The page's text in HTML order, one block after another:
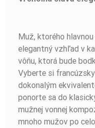
Muž, ktorého
elegantný vzhľad v
vôňu, ktorá bude
Vyberte si
dokonalým
ponorte sa do
mužnej vonnej
mnoho mužov po
BUĎTE PRVÝ, KTO